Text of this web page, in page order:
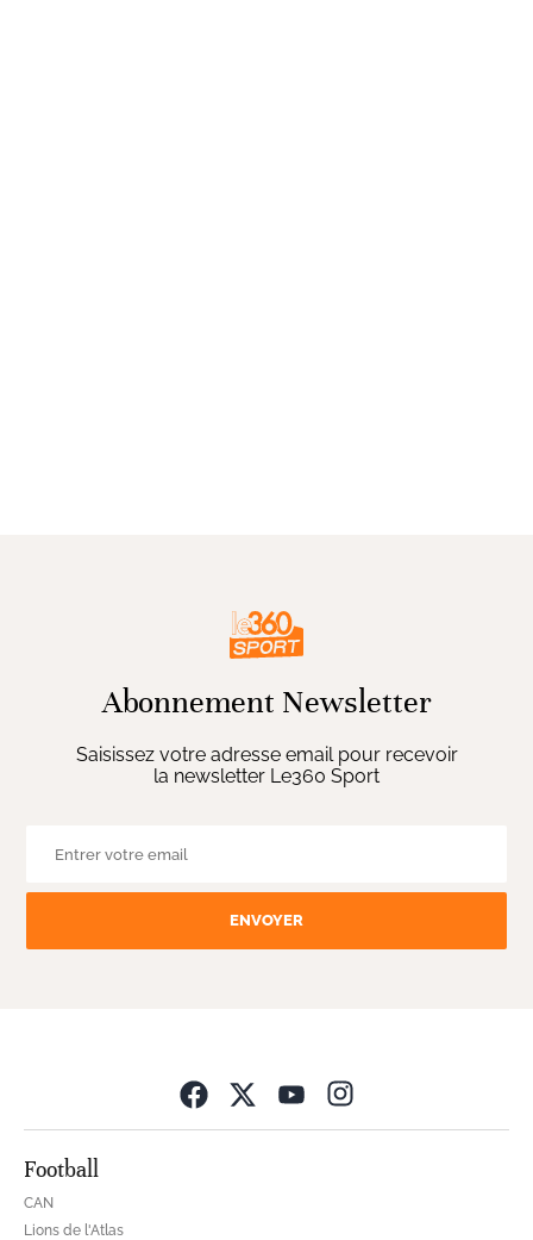
Abonnement Newsletter
Saisissez votre adresse email pour recevoir
la newsletter Le360 Sport
ENVOYER
Football
CAN
Lions de l'Atlas